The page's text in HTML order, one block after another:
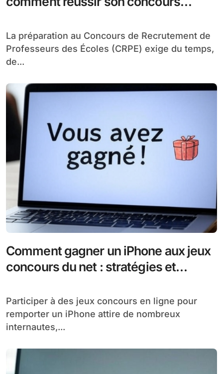
La préparation au Concours de Recrutement de
Professeurs des Écoles (CRPE) exige du temps,
de...
Comment gagner un iPhone aux jeux
concours du net : stratégies et
Participer à des jeux concours en ligne pour
remporter un iPhone attire de nombreux
internautes,...